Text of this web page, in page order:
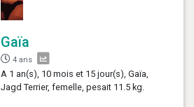
Gaïa
4 ans
A 1 an(s), 10 mois et 15 jour(s), Gaïa,
Jagd Terrier, femelle, pesait 11.5 kg.